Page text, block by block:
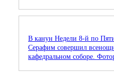
В канун Недели 8-й по
Серафим совершил
кафедральном соборе.